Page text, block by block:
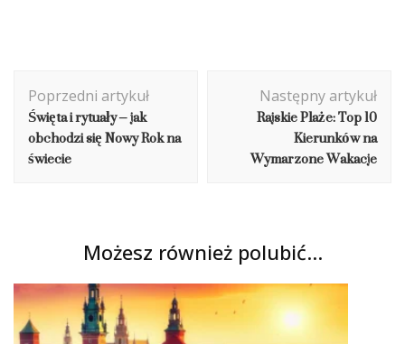
wpisu
Poprzedni artykuł
Święta i rytuały – jak
obchodzi się Nowy Rok na
świecie
Następny artykuł
Rajskie Plaże: Top 10
Kierunków na
Wymarzone Wakacje
Możesz również polubić…